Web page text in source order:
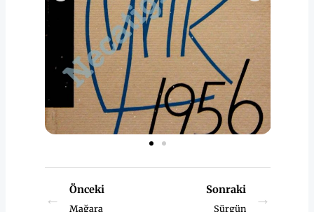
← Önceki
Mağara
Sonraki
Sürgün
→